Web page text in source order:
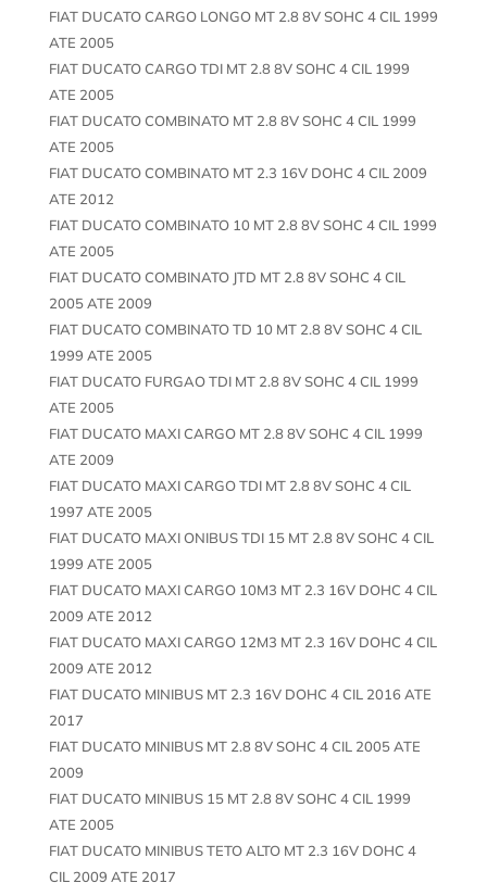
FIAT DUCATO CARGO LONGO MT 2.8 8V SOHC 4 CIL 1999
ATE 2005
FIAT DUCATO CARGO TDI MT 2.8 8V SOHC 4 CIL 1999
ATE 2005
FIAT DUCATO COMBINATO MT 2.8 8V SOHC 4 CIL 1999
ATE 2005
FIAT DUCATO COMBINATO MT 2.3 16V DOHC 4 CIL 2009
ATE 2012
FIAT DUCATO COMBINATO 10 MT 2.8 8V SOHC 4 CIL 1999
ATE 2005
FIAT DUCATO COMBINATO JTD MT 2.8 8V SOHC 4 CIL
2005 ATE 2009
FIAT DUCATO COMBINATO TD 10 MT 2.8 8V SOHC 4 CIL
1999 ATE 2005
FIAT DUCATO FURGAO TDI MT 2.8 8V SOHC 4 CIL 1999
ATE 2005
FIAT DUCATO MAXI CARGO MT 2.8 8V SOHC 4 CIL 1999
ATE 2009
FIAT DUCATO MAXI CARGO TDI MT 2.8 8V SOHC 4 CIL
1997 ATE 2005
FIAT DUCATO MAXI ONIBUS TDI 15 MT 2.8 8V SOHC 4 CIL
1999 ATE 2005
FIAT DUCATO MAXI CARGO 10M3 MT 2.3 16V DOHC 4 CIL
2009 ATE 2012
FIAT DUCATO MAXI CARGO 12M3 MT 2.3 16V DOHC 4 CIL
2009 ATE 2012
FIAT DUCATO MINIBUS MT 2.3 16V DOHC 4 CIL 2016 ATE
2017
FIAT DUCATO MINIBUS MT 2.8 8V SOHC 4 CIL 2005 ATE
2009
FIAT DUCATO MINIBUS 15 MT 2.8 8V SOHC 4 CIL 1999
ATE 2005
FIAT DUCATO MINIBUS TETO ALTO MT 2.3 16V DOHC 4
CIL 2009 ATE 2017